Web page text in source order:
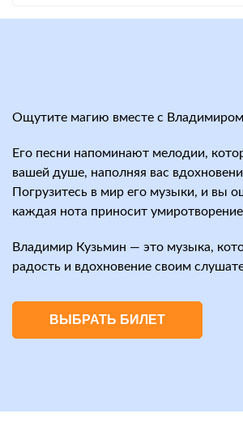
Ощутите магию вместе с
Его песни напоминают мелодии,
вашей душе, наполняя вас
Погрузитесь в мир его музыки, и вы
каждая нота приносит
Владимир Кузьмин — это музыка,
радость и вдохновение своим
ВЫБРАТЬ БИЛЕТ